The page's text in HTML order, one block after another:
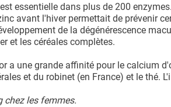
essentielle dans plus de 200
avant l'hiver permettait de prévenir
de la dégénérescence
et les céréales complètes.
a une grande affinité pour le calcium
et du robinet (en France) et le thé.
chez les femmes.